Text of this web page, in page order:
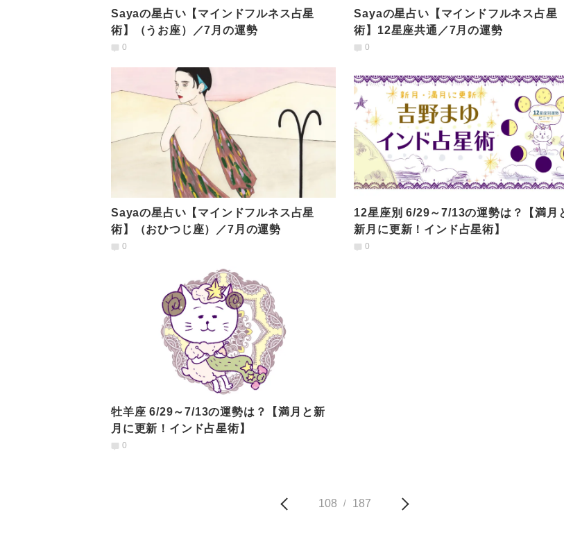
Sayaの星占い【マインドフルネス占星
術】（うお座）／7月の運勢
0
Sayaの星占い【マインドフルネス占星
術】12星座共通／7月の運勢
0
Sayaの星占い【マインドフルネス占星
術】（おひつじ座）／7月の運勢
0
12星座別 6/29～7/13の運勢は？【満月と
新月に更新！インド占星術】
0
牡羊座 6/29～7/13の運勢は？【満月と新
月に更新！インド占星術】
0
108 / 187